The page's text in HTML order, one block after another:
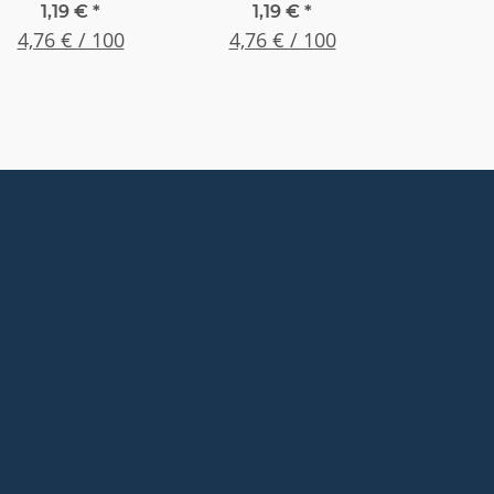
Sechskant - Stahl
8.8 galv. verzinkt,
1,19 € *
4,76 € / 100
Sechskant - Stahl
8.8 galv. verzinkt,
1,19 € *
4,76 € / 100